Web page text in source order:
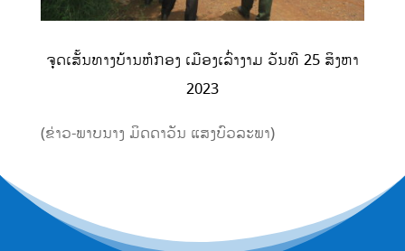
ຈຸດເສັ້ນທາງບ້ານຫໍກອງ ເມືອງເລົ່າງາມ ວັນທີ 25 ສິງຫາ
2023
(ຂ່າວ-ພາບນາງ ມິດດາວັນ ແສງບົວລະພາ)